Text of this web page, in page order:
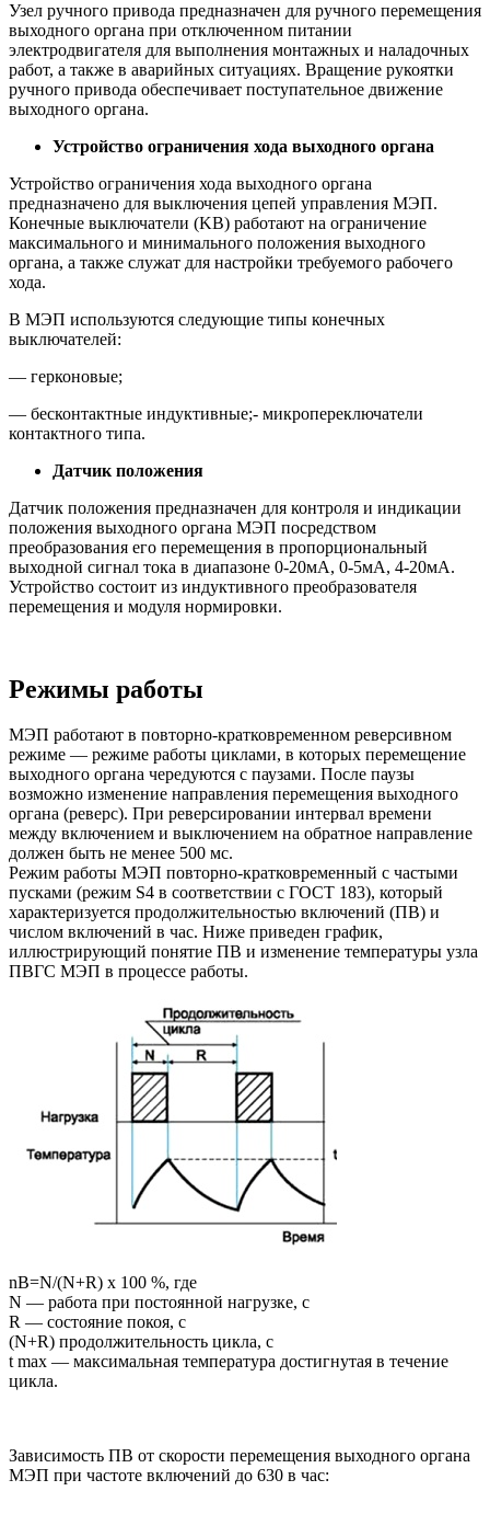
Узел ручного привода предназначен для ручного перемещения
выходного органа при отключенном питании
электродвигателя для выполнения монтажных и наладочных
работ, а также в аварийных ситуациях. Вращение рукоятки
ручного привода обеспечивает поступательное движение
выходного органа.
Устройство ограничения хода выходного органа
Устройство ограничения хода выходного органа
предназначено для выключения цепей управления МЭП.
Конечные выключатели (KB) работают на ограничение
максимального и минимального положения выходного
органа, а также служат для настройки требуемого рабочего
хода.
В МЭП используются следующие типы конечных
выключателей:
— герконовые;
— бесконтактные индуктивные;- микропереключатели
контактного типа.
Датчик положения
Датчик положения предназначен для контроля и индикации
положения выходного органа МЭП посредством
преобразования его перемещения в пропорциональный
выходной сигнал тока в диапазоне 0-20мА, 0-5мА, 4-20мА.
Устройство состоит из индуктивного преобразователя
перемещения и модуля нормировки.
Режимы работы
МЭП работают в повторно-кратковременном реверсивном
режиме — режиме работы циклами, в которых перемещение
выходного органа чередуются с паузами. После паузы
возможно изменение направления перемещения выходного
органа (реверс). При реверсировании интервал времени
между включением и выключением на обратное направление
должен быть не менее 500 мс.
Режим работы МЭП повторно-кратковременный с частыми
пусками (режим S4 в соответствии с ГОСТ 183), который
характеризуется продолжительностью включений (ПВ) и
числом включений в час. Ниже приведен график,
иллюстрирующий понятие ПВ и изменение температуры узла
ПВГС МЭП в процессе работы.
nB=N/(N+R) х 100 %, где
N — работа при постоянной нагрузке, с
R — состояние покоя, с
(N+R) продолжительность цикла, с
t max — максимальная температура достигнутая в течение
цикла.
Зависимость ПВ от скорости перемещения выходного органа
МЭП при частоте включений до 630 в час: